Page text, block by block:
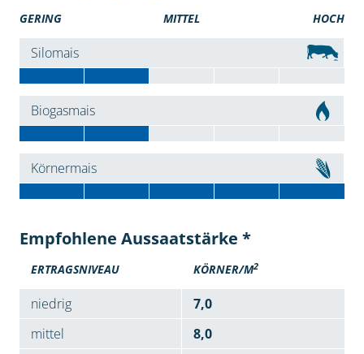
GERING MITTEL HOCH
Silomais
Biogasmais
Körnermais
Empfohlene Aussaatstärke *
ERTRAGSNIVEAU KÖRNER/M2
niedrig
7,0
mittel
8,0